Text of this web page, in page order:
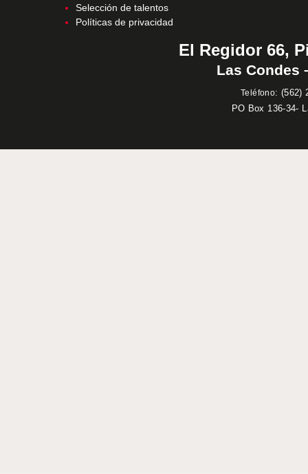
Selección de talentos
Políticas de privacidad
El Regidor 66,
Las Condes
Teléfono: (562)
PO Box 136-34-